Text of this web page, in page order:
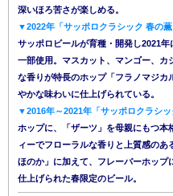
深いほろ苦さが楽しめる。
▼2022年「サッポロクラシック 春の
サッポロビールが育種・開発し2021
一部使用。マスカット、マンゴー、カ
な香りが特長のホップ「フラノマジカ
やかな味わいに仕上げられている。
▼2016年～2021年「サッポロクラシ
ホップに、「ザーツ」を母親にもつ本
ィーでフローラルな香りと上質感の
ほのか」に加えて、フレーバーホップ
仕上げられた春限定のビール。